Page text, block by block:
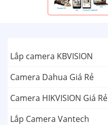
Lắp camera KBVISION
Camera Dahua Giá Rẻ
Camera HIKVISION Giá Rẻ
Lắp Camera Vantech